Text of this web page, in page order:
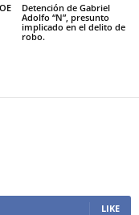
Detención de Gabriel
Adolfo “N”, presunto
implicado en el delito de
robo.
LIKE